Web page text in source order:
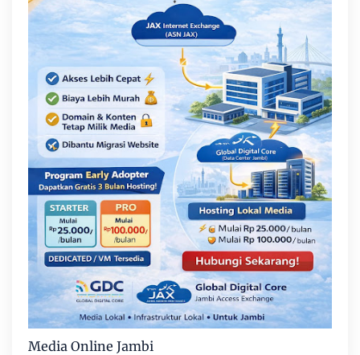
Media Online Jambi